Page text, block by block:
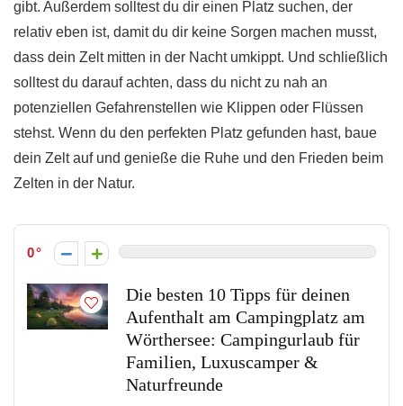
gibt. Außerdem solltest du dir einen Platz suchen, der
relativ eben ist, damit du dir keine Sorgen machen musst,
dass dein Zelt mitten in der Nacht umkippt. Und schließlich
solltest du darauf achten, dass du nicht zu nah an
potenziellen Gefahrenstellen wie Klippen oder Flüssen
stehst. Wenn du den perfekten Platz gefunden hast, baue
dein Zelt auf und genieße die Ruhe und den Frieden beim
Zelten in der Natur.
0
Die besten 10 Tipps für deinen
Aufenthalt am Campingplatz am
Wörthersee: Campingurlaub für
Familien, Luxuscamper &
Naturfreunde